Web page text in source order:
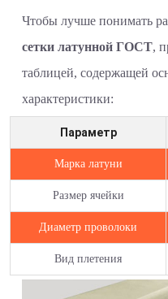
Чтобы лучше понимать
сетки латунной ГОСТ,
таблицей, содержащей
характеристики:
Параметр
Марка латуни
Размер ячейки
Диаметр проволоки
Вид плетения